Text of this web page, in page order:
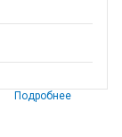
Подробнее